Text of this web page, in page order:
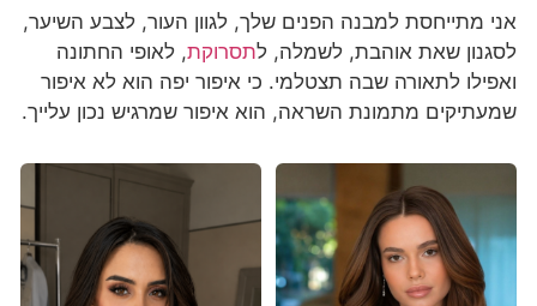
אני מתייחסת למבנה הפנים שלך, לגוון העור, לצבע השיער,
לסגנון שאת אוהבת, לשמלה, לתסרוקת, לאופי החתונה
ואפילו לתאורה שבה תצטלמי. כי איפור יפה הוא לא איפור
שמעתיקים מתמונת השראה, הוא איפור שמרגיש נכון עלייך.